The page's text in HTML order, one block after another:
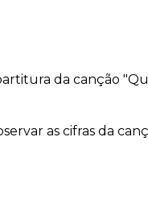
da canção
as cifras da